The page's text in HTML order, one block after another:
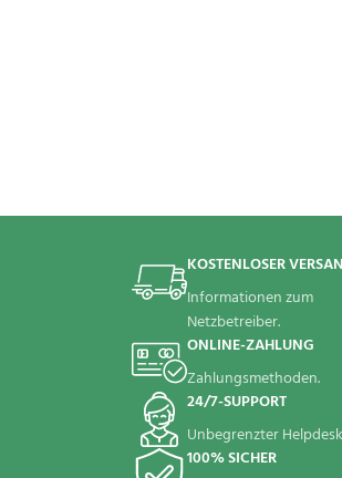
KOSTENLOSER
Informationen zum
Netzbetreiber.
ONLINE-ZAHLUNG
Zahlungsmethoden.
24/7-SUPPORT
Unbegrenzter
100% SICHER